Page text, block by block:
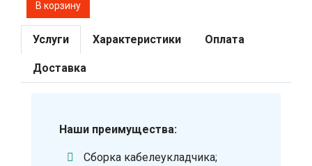
Услуги Характеристики Оплата
Доставка
Наши преимущества:
Сборка кабелеукладчика;